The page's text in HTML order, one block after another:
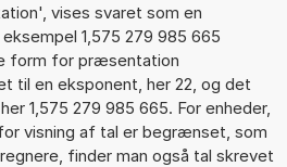
vises svaret som en
1,575 279 985 665
form for præsentation
til en eksponent, her 22, og det
1,575 279 985 665. For enheder,
visning af tal er begrænset, som
finder man også tal skrevet